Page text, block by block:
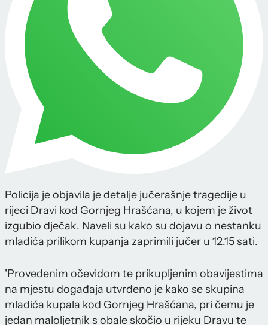
Policija je objavila je detalje jučerašnje tragedije u
rijeci Dravi kod Gornjeg Hrašćana, u kojem je život
izgubio dječak. Naveli su kako su dojavu o nestanku
mladića prilikom kupanja zaprimili jučer u 12.15 sati.
'Provedenim očevidom te prikupljenim obavijestima
na mjestu događaja utvrđeno je kako se skupina
mladića kupala kod Gornjeg Hrašćana, pri čemu je
jedan maloljetnik s obale skočio u rijeku Dravu te